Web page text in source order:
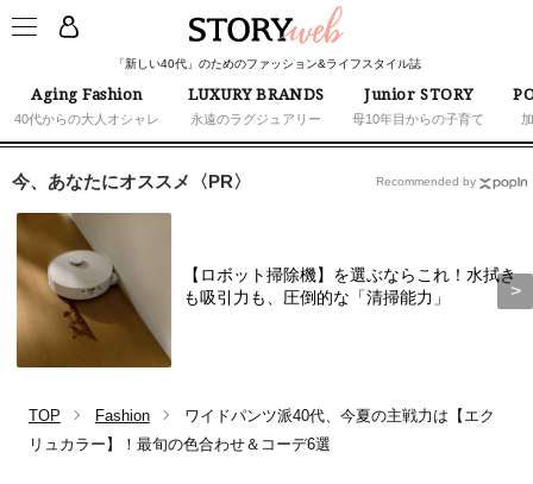
「新しい40代」のためのファッション&ライフスタイル誌
Aging Fashion
40代からの大人オシャレ
LUXURY BRANDS
永遠のラグジュアリー
Junior STORY
母10年目からの子育て
今、あなたにオススメ〈PR〉
【ロボット掃除機】を選ぶならこれ！水拭き
も吸引力も、圧倒的な「清掃能力」
Recommended by
TOP Fashion
ワイドパンツ派40代、今夏の主戦力は【エク
リュカラー】！最旬の色合わせ＆コーデ6選